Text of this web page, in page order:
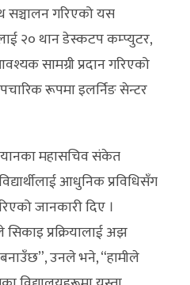
सञ्चालन गरिएको यस
२० थान डेस्कटप कम्प्युटर,
सामग्री प्रदान गरिएको
रूपमा इलर्निङ सेन्टर
महासचिव संकेत
आधुनिक प्रविधिसँग
जानकारी दिए ।
सिकाइ प्रक्रियालाई अझ
उनले भने, “हामीले